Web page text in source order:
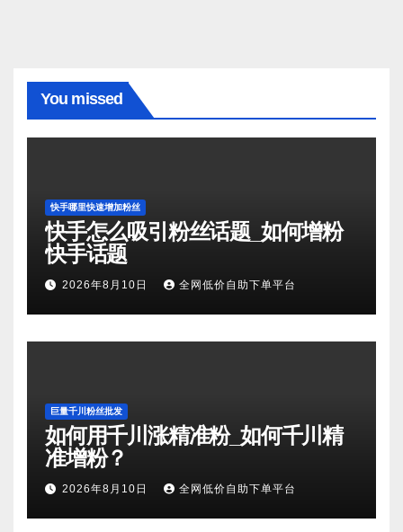
You missed
快手哪里快速增加粉丝
快手怎么吸引粉丝话题_如何增粉
快手话题
2026年8月10日 全网低价自助下单平台
巨量千川粉丝批发
如何用千川涨精准粉_如何千川精
准增粉？
2026年8月10日 全网低价自助下单平台